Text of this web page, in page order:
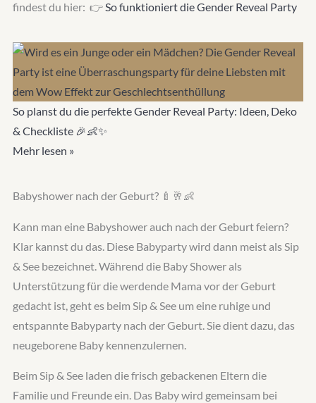
findest du hier: 👉So funktioniert die Gender Reveal Party
So planst du die perfekte Gender Reveal Party: Ideen, Deko
& Checkliste 🎉👶✨
Mehr lesen »
Babyshower nach der Geburt? 🍼🥂👶
Kann man eine Babyshower auch nach der Geburt feiern?
Klar kannst du das. Diese Babyparty wird dann meist als Sip
& See bezeichnet. Während die Baby Shower als
Unterstützung für die werdende Mama vor der Geburt
gedacht ist, geht es beim Sip & See um eine ruhige und
entspannte Babyparty nach der Geburt. Sie dient dazu, das
neugeborene Baby kennenzulernen.
Beim Sip & See laden die frisch gebackenen Eltern die
Familie und Freunde ein. Das Baby wird gemeinsam bei